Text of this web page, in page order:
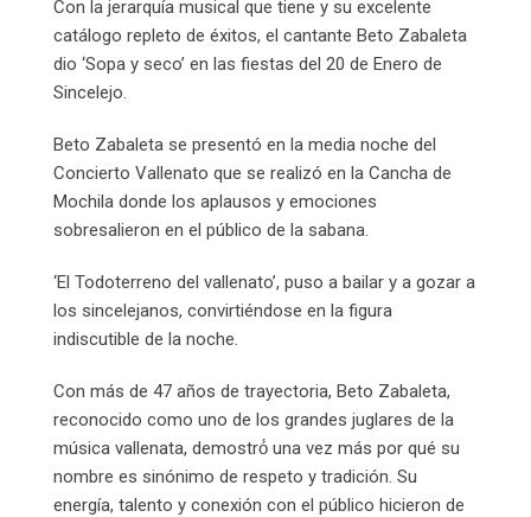
Con la jerarquía musical que tiene y su excelente
catálogo repleto de éxitos, el cantante Beto Zabaleta
dio ‘Sopa y seco’ en las fiestas del 20 de Enero de
Sincelejo.
Beto Zabaleta se presentó en la media noche del
Concierto Vallenato que se realizó en la Cancha de
Mochila donde los aplausos y emociones
sobresalieron en el público de la sabana.
‘El Todoterreno del vallenato’, puso a bailar y a gozar a
los sincelejanos, convirtiéndose en la figura
indiscutible de la noche.
Con más de 47 años de trayectoria, Beto Zabaleta,
reconocido como uno de los grandes juglares de la
música vallenata, demostró́ una vez más por qué su
nombre es sinónimo de respeto y tradición. Su
energía, talento y conexión con el público hicieron de